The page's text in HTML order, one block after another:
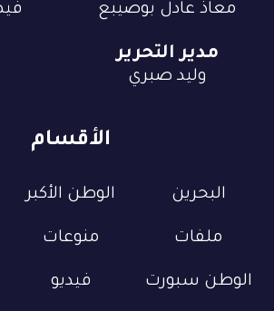
الأقسام
البحرين الوطن الأكبر
ملفات منوعات
الوطن سبورت فيديو
معاذ عادل بوصيبع
مدير التحرير
وليد صبري